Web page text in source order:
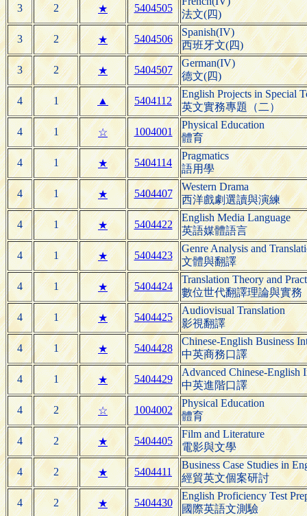
3 2 ★ 5404505
法文(四)
3 2 ★ 5404506
Spanish(IV)
西班牙文(四)
3 2 ★ 5404507
German(IV)
德文(四)
4 1 ▲ 5404112
English Projects in Special
英文實務專題（二）
4 1 ☆ 1004001
Physical Education
體育
4 1 ★ 5404114
Pragmatics
語用學
4 1 ★ 5404407
Western Drama
西洋戲劇選讀與演練
4 1 ★ 5404422
English Media Language
英語媒體語言
4 1 ★ 5404423
Genre Analysis and
文體與翻譯
4 1 ★ 5404424
Translation Theory and
數位世代翻譯理論與實務
4 1 ★ 5404425
Audiovisual Translation
影視翻譯
4 1 ★ 5404428
Chinese-English Business
中英商務口譯
4 1 ★ 5404429
Advanced Chinese-English
中英進階口譯
4 2 ☆ 1004002
Physical Education
體育
4 2 ★ 5404405
Film and Literature
電影與文學
4 2 ★ 5404411
Business Case Studies in
經貿英文個案研討
4 2 ★ 5404430
English Proficiency Test
國際英語文測驗